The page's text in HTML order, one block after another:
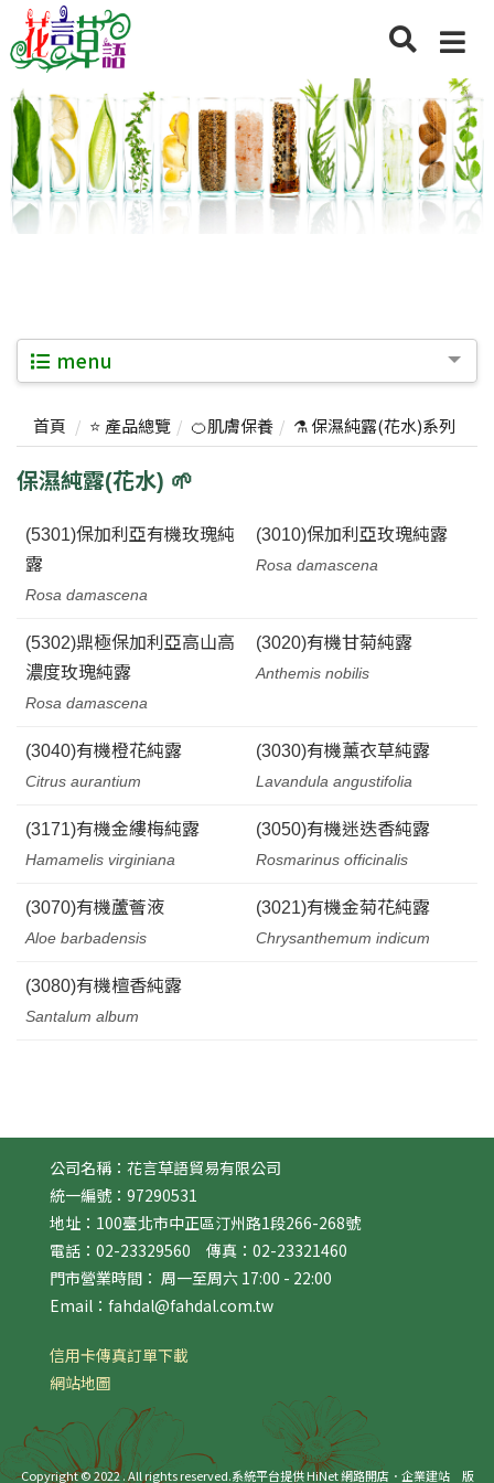
menu
首頁 ⭐ 產品總覽 🍊肌膚保養 ⚗️ 保濕純露(花水)系列
保濕純露(花水) 🌱
(5301)保加利亞有機玫瑰純
露
Rosa damascena
(3010)保加利亞玫瑰純露
Rosa damascena
(5302)鼎極保加利亞高山高
濃度玫瑰純露
Rosa damascena
(3020)有機甘菊純露
Anthemis nobilis
(3040)有機橙花純露
Citrus aurantium
(3030)有機薰衣草純露
Lavandula angustifolia
(3171)有機金縷梅純露
Hamamelis virginiana
(3050)有機迷迭香純露
Rosmarinus officinalis
(3070)有機蘆薈液
Aloe barbadensis
(3021)有機金菊花純露
Chrysanthemum indicum
(3080)有機檀香純露
Santalum album
公司名稱：花言草語貿易有限公司
統一編號：97290531
地址：100臺北市中正區汀州路1段266-268號
電話：02-23329560 傳真：02-23321460
門市營業時間： 周一至周六 17:00 - 22:00
Email：fahdal@fahdal.com.tw
信用卡傳真訂單下載
網站地圖
Copyright © 2022 . All rights reserved.系統平台提供 HiNet 網路開店．企業建站版